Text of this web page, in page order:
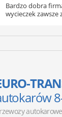
Bardzo dobra
wycieczek zawsze
autokarowe